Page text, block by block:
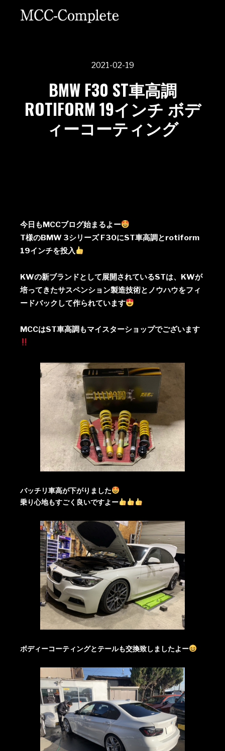
2021-02-19
BMW F30 ST車高調
ROTIFORM 19インチ ボデ
ィーコーティング
今日もMCCブログ始まるよー
T様のBMW 3シリーズ F30にST車高調とrotiform
19インチを投入
KWの新ブランドとして展開されているSTは、KWが
培ってきたサスペンション製造技術とノウハウをフィ
ードバックして作られています
MCCはST車高調もマイスターショップでございます
バッチリ車高が下がりました
乗り心地もすごく良いですよー
ボディーコーティングとテールも交換致しましたよー